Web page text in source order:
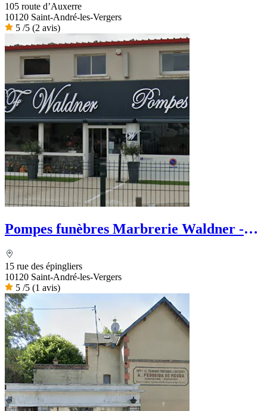
105 route d’Auxerre
10120 Saint-André-les-Vergers
5 /5 (2 avis)
Pompes funèbres Marbrerie Waldner -
15 rue des épingliers
10120 Saint-André-les-Vergers
5 /5 (1 avis)